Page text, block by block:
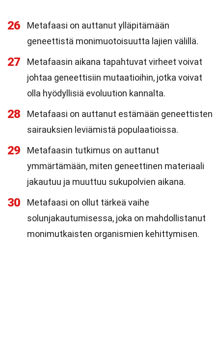
26
Metafaasi on auttanut ylläpitämään
geneettistä monimuotoisuutta lajien välillä.
27
Metafaasin aikana tapahtuvat virheet voivat
johtaa geneettisiin mutaatioihin, jotka voivat
olla hyödyllisiä evoluution kannalta.
28
Metafaasi on auttanut estämään geneettisten
sairauksien leviämistä populaatioissa.
29
Metafaasin tutkimus on auttanut
ymmärtämään, miten geneettinen materiaali
jakautuu ja muuttuu sukupolvien aikana.
30
Metafaasi on ollut tärkeä vaihe
solunjakautumisessa, joka on mahdollistanut
monimutkaisten organismien kehittymisen.